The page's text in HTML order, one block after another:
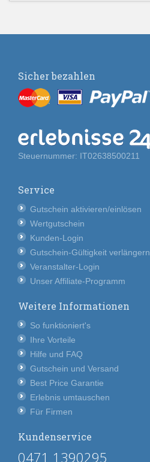
Sicher bezahlen
Steuernummer: IT02638500211
Service
Gutschein aktivieren/einlösen
Wertgutschein
Kunden-Login
Gutschein-Gültigkeit verlängern
Veranstalter-Login
Unser Affiliate-Programm
Weitere Informationen
So funktioniert's
Ihre Vorteile
Hilfe und FAQ
Gutschein und Versand
Best Price Garantie
Erlebnis umtauschen
Für Firmen
Kundenservice
0471 1390295